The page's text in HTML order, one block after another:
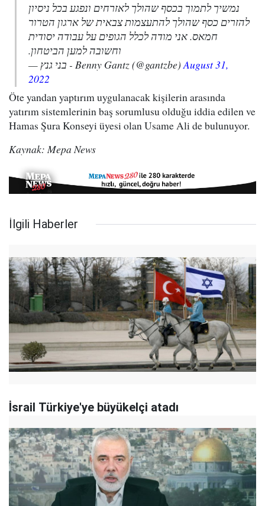
נמשיך לתמוך בכסף שהולך לאזרחים ונפגע בכל ניסיון
להזרים כסף שהולך להתעצמות צבאית של ארגון הטרור
חמאס. אני מודה לכלל הגופים על עבודה יסודית
וחשובה למען הביטחון.
— בני גנץ - Benny Gantz (@gantzbe)August 31,
2022
Öte yandan yaptırım uygulanacak kişilerin arasında
yatırım sistemlerinin baş sorumlusu olduğu iddia edilen ve
Hamas Şura Konseyi üyesi olan Usame Ali de bulunuyor.
Kaynak: Mepa News
İlgili Haberler
İsrail Türkiye'ye büyükelçi atadı